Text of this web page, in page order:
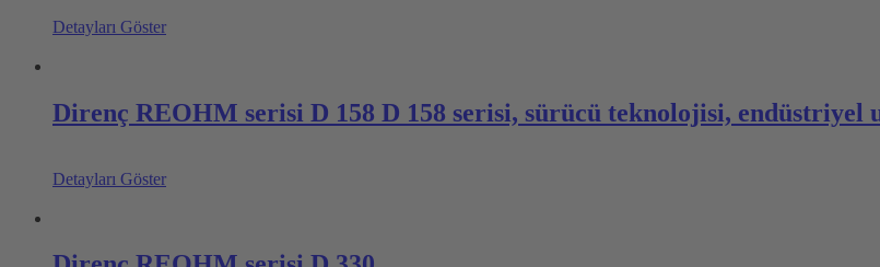
Detayları Göster
Direnç REOHM serisi D 158 D 158 serisi, sürücü teknolojisi, endüstriyel
Detayları Göster